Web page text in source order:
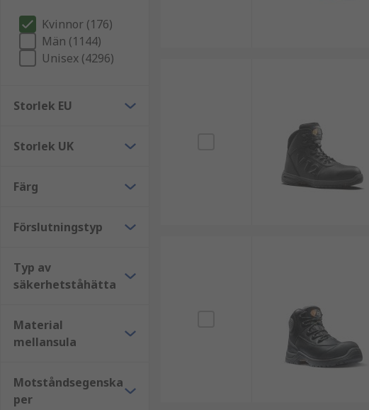
Kvinnor (176)
Män (1144)
Unisex (4296)
Storlek EU
Storlek UK
Färg
Förslutningstyp
Typ av
säkerhetståhätta
Material
mellansula
Motståndsegenska
per